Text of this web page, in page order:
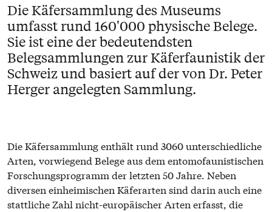
Die Käfersammlung des Museums
umfasst rund 160'000 physische Belege.
Sie ist eine der bedeutendsten
Belegsammlungen zur Käferfaunistik der
Schweiz und basiert auf der von Dr. Peter
Herger angelegten Sammlung.
Die Käfersammlung enthält rund 3060 unterschiedliche
Arten, vorwiegend Belege aus dem entomofaunistischen
Forschungsprogramm der letzten 50 Jahre. Neben
diversen einheimischen Käferarten sind darin auch eine
stattliche Zahl nicht-europäischer Arten erfasst, die